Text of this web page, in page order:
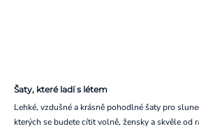
Šaty, které ladí s létem
Lehké, vzdušné a krásně pohodlné šaty pro
kterých se budete cítit volně, žensky a skvěle od